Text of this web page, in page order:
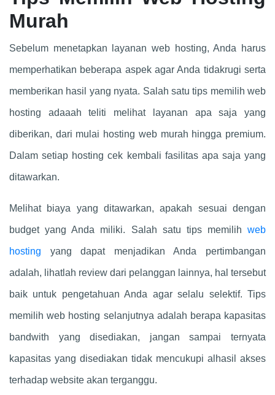
Murah
Sebelum menetapkan layanan web hosting, Anda harus
memperhatikan beberapa aspek agar Anda tidakrugi serta
memberikan hasil yang nyata. Salah satu tips memilih web
hosting adaaah teliti melihat layanan apa saja yang
diberikan, dari mulai hosting web murah hingga premium.
Dalam setiap hosting cek kembali fasilitas apa saja yang
ditawarkan.
Melihat biaya yang ditawarkan, apakah sesuai dengan
budget yang Anda miliki. Salah satu tips memilih web
hosting yang dapat menjadikan Anda pertimbangan
adalah, lihatlah review dari pelanggan lainnya, hal tersebut
baik untuk pengetahuan Anda agar selalu selektif. Tips
memilih web hosting selanjutnya adalah berapa kapasitas
bandwith yang disediakan, jangan sampai ternyata
kapasitas yang disediakan tidak mencukupi alhasil akses
terhadap website akan terganggu.